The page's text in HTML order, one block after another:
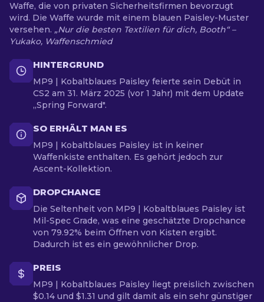
Waffe, die von privaten Sicherheitsfirmen bevorzugt
wird. Die Waffe wurde mit einem blauen Paisley-Muster
versehen. „Nur die besten Textilien für dich, Booth“ –
Yukako, Waffenschmied
HINTERGRUND
MP9 | Kobaltblaues Paisley feierte sein Debüt in
CS2 am 31. März 2025 (vor 1 Jahr) mit dem Update
„Spring Forward".
SO ERHÄLT MAN ES
MP9 | Kobaltblaues Paisley ist in keiner
Waffenkiste enthalten. Es gehört jedoch zur
Ascent-Kollektion.
DROPCHANCE
Die Seltenheit von MP9 | Kobaltblaues Paisley ist
Mil-Spec Grade, was eine geschätzte Dropchance
von 79.92% beim Öffnen von Kisten ergibt.
Dadurch ist es ein gewöhnlicher Drop.
PREIS
MP9 | Kobaltblaues Paisley liegt preislich zwischen
$0.14 und $1.31 und gilt damit als ein sehr günstiger